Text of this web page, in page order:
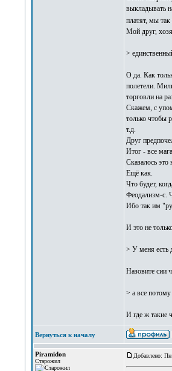
выкладывать
платят, мы
Мой друг,
>
О да. Как
полетели.
торговли на
Скажем, с
только чтобы
т.д.
Друг
Итог - все
Сказалось это
Ещё как.
Что будет,
Феодализм-с.
Ибо так им
И это не
> У меня есть
Назовите сии
> а все
И где ж такие
Вернуться к началу
Piramidon
Старожил
Добавлено: